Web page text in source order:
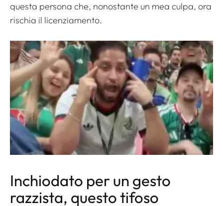
questa persona che, nonostante un mea culpa, ora
rischia il licenziamento.
Inchiodato per un gesto
razzista, questo tifoso